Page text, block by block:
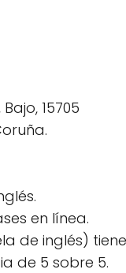
15705
en línea.
de inglés) tiene
de 5 sobre 5.